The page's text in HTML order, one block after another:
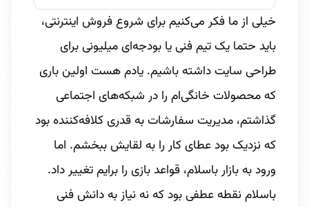
خیلی از ما فکر می‌کنیم برای شروع فروش اینترنتی،
باید حتما یک تیم فنی یا بودجه‌ای میلیونی برای
طراحی سایت داشته باشیم. یادم هست اولین باری
که محصولات خانگی‌ام را در شبکه‌های اجتماعی
گذاشتم، مدیریت سفارشات به قدری کلافه‌کننده بود
که نزدیک بود عطای کار را به لقایش ببخشم. اما
ورود به بازار باسلام، قواعد بازی را برایم تغییر داد.
باسلام نقطه عطفی بود که نه نیاز به دانش فنی